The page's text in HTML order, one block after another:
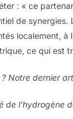
: « ce
de
localement, à
ce qui
? Notre dernier
de l’hydrogène